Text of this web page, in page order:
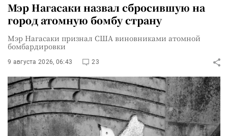
Мэр Нагасаки назвал сбросившую на
город атомную бомбу страну
Мэр Нагасаки признал США виновниками атомной
бомбардировки
9 августа 2026, 06:43 23